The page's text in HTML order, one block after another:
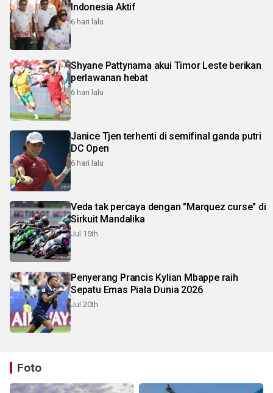
Indonesia Aktif
6 hari lalu
Shyane Pattynama akui Timor Leste berikan
perlawanan hebat
6 hari lalu
Janice Tjen terhenti di semifinal ganda putri
DC Open
6 hari lalu
Veda tak percaya dengan "Marquez curse" di
Sirkuit Mandalika
Jul 15th
Penyerang Prancis Kylian Mbappe raih
Sepatu Emas Piala Dunia 2026
Jul 20th
Foto